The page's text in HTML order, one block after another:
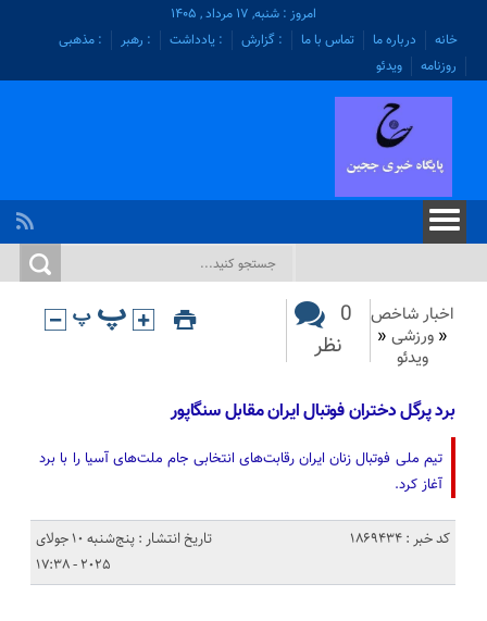
امروز : شنبه, ۱۷ مرداد , ۱۴۰۵
خانه
درباره ما تماس با ما : گزارش : یادداشت : رهبر
: مذهبی
روزنامه
ویدئو
اخبار شاخص
« ورزشی «
ویدئو
0
نظر
برد پرگل دختران فوتبال ایران مقابل سنگاپور
تیم ملی فوتبال زنان ایران رقابت‌های انتخابی جام ملت‌های آسیا را با برد
آغاز کرد.
کد خبر : 1869434
تاریخ انتشار : پنج‌شنبه 10 جولای
2025 - 17:38